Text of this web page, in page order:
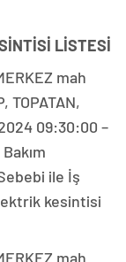
LİSTESİ
mah
TOPATAN,
09:30:00 –
ile İş
kesintisi
mah